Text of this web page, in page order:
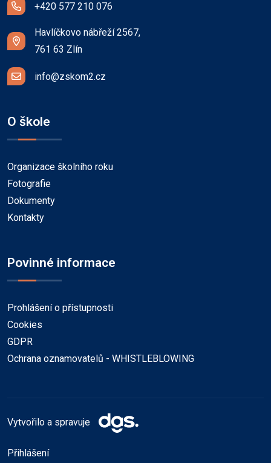
+420 577 210 076
Havlíčkovo nábřeží 2567,
761 63 Zlín
info@zskom2.cz
O škole
Organizace školního roku
Fotografie
Dokumenty
Kontakty
Povinné informace
Prohlášení o přístupnosti
Cookies
GDPR
Ochrana oznamovatelů - WHISTLEBLOWING
Vytvořilo a spravuje
Přihlášení